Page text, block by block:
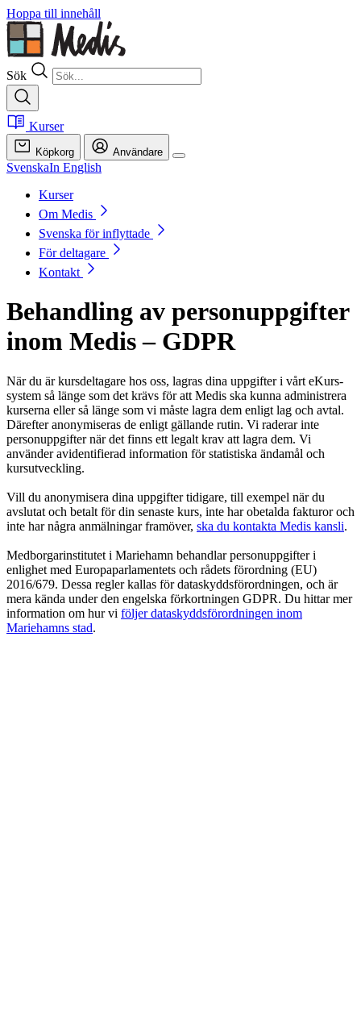
Hoppa till innehåll
Sök
Kurser
Köpkorg Användare
SvenskaIn English
Kurser
Om Medis
Svenska för inflyttade
För deltagare
Kontakt
Behandling av personuppgifter
inom Medis – GDPR
När du är kursdeltagare hos oss, lagras dina uppgifter i vårt eKurs-
system så länge som det krävs för att Medis ska kunna administrera
kurserna eller så länge som vi måste lagra dem enligt lag och avtal.
Därefter anonymiseras de enligt gällande rutin. Vi raderar inte
personuppgifter när det finns ett legalt krav att lagra dem. Vi
använder avidentifierad information för statistiska ändamål och
kursutveckling.
Vill du anonymisera dina uppgifter tidigare, till exempel när du
avslutat och betalt för din senaste kurs, inte har obetalda fakturor och
inte har några anmälningar framöver, ska du kontakta Medis kansli.
Medborgarinstitutet i Mariehamn behandlar personuppgifter i
enlighet med Europaparlamentets och rådets förordning (EU)
2016/679. Dessa regler kallas för dataskyddsförordningen, och är
mera kända under den engelska förkortningen GDPR. Du hittar mer
information om hur vi följer dataskyddsförordningen inom
Mariehamns stad.